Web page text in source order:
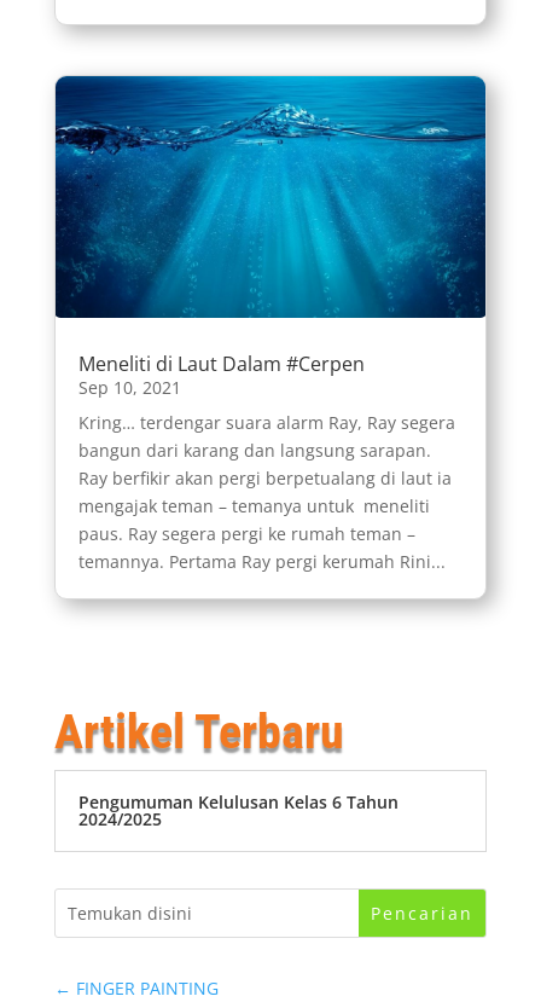
Meneliti di Laut Dalam #Cerpen
Sep 10, 2021
Kring… terdengar suara alarm Ray, Ray segera
bangun dari karang dan langsung sarapan.
Ray berfikir akan pergi berpetualang di laut ia
mengajak teman – temanya untuk meneliti
paus. Ray segera pergi ke rumah teman –
temannya. Pertama Ray pergi kerumah Rini...
Artikel Terbaru
Pengumuman Kelulusan Kelas 6 Tahun
2024/2025
← FINGER PAINTING